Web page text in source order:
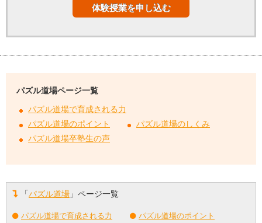
体験授業を申し込む
パズル道場ページ一覧
パズル道場で育成される力
パズル道場のポイント
パズル道場のしくみ
パズル道場卒塾生の声
「パズル道場 」ページ一覧
パズル道場で育成される力 パズル道場のポイント